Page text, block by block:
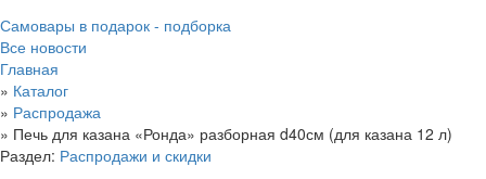
Самовары в подарок - подборка
Все новости
Главная
» Каталог
» Распродажа
» Печь для казана «Ронда» разборная d40см (для казана 12 л)
Раздел: Распродажи и скидки